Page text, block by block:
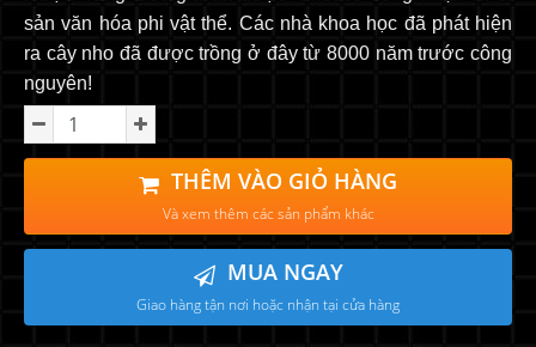
sản văn hóa phi vật thể. Các nhà khoa học đã phát hiện
ra cây nho đã được trồng ở đây từ 8000 năm trước công
nguyên!
THÊM VÀO GIỎ HÀNG
Và xem thêm các sản phẩm khác
MUA NGAY
Giao hàng tận nơi hoặc nhận tại cửa hàng